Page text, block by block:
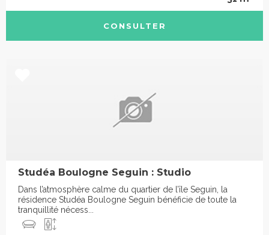
CONSULTER
Studéa Boulogne Seguin : Studio
Dans l’atmosphère calme du quartier de l’île Seguin, la
résidence Studéa Boulogne Seguin bénéficie de toute la
tranquillité nécess...